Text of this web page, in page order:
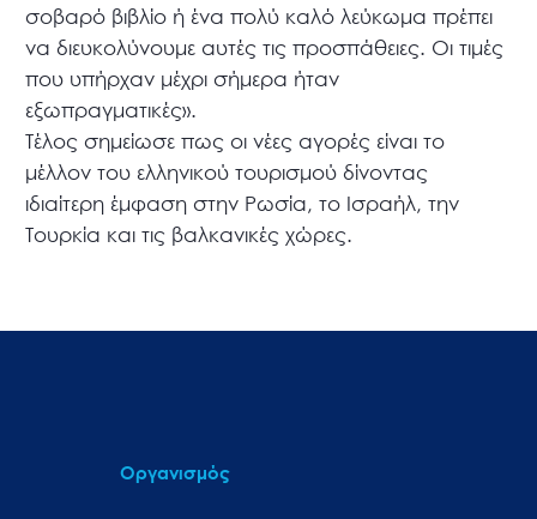
σοβαρό βιβλίο ή ένα πολύ καλό λεύκωμα πρέπει
να διευκολύνουμε αυτές τις προσπάθειες. Οι τιμές
που υπήρχαν μέχρι σήμερα ήταν
εξωπραγματικές».
Τέλος σημείωσε πως οι νέες αγορές είναι το
μέλλον του ελληνικού τουρισμού δίνοντας
ιδιαίτερη έμφαση στην Ρωσία, το Ισραήλ, την
Τουρκία και τις βαλκανικές χώρες.
Οργανισμός